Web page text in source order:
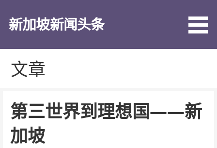
新加坡新闻头条
文章
第三世界到理想国——新
加坡